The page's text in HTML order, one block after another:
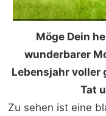
Möge Dein
wunderbarer
Lebensjahr voller
Tat
Zu sehen ist eine